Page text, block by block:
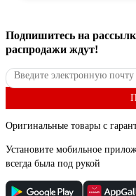
Подпишитесь на
распродажи ждут!
Оригинальные товары с
Установите мобильное
всегда была под рукой